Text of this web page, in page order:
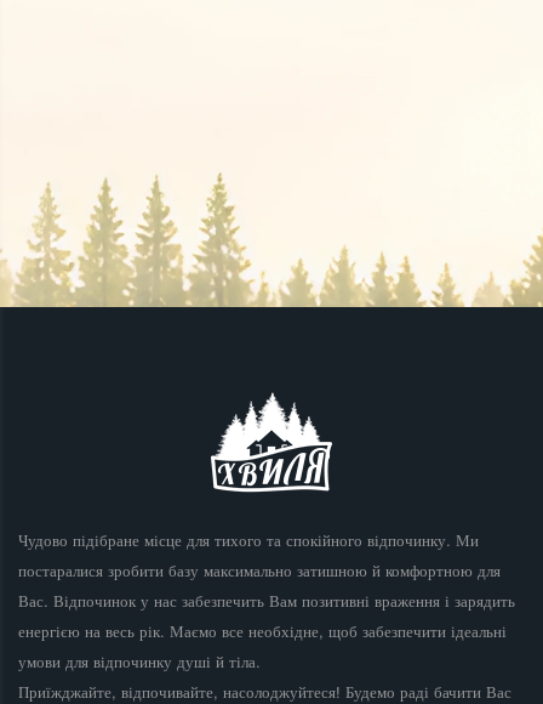
Чудово підібране місце для тихого та спокійного відпочинку. Ми
постаралися зробити базу максимально затишною й комфортною для
Вас. Відпочинок у нас забезпечить Вам позитивні враження і зарядить
енергією на весь рік. Маємо все необхідне, щоб забезпечити ідеальні
умови для відпочинку душі й тіла.
Приїжджайте, відпочивайте, насолоджуйтеся! Будемо раді бачити Вас